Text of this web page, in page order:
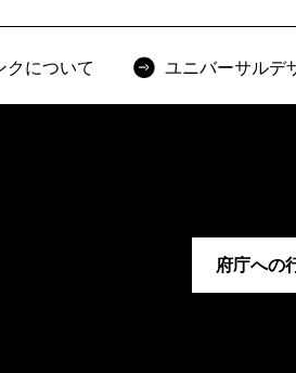
クについて ユニバーサルデ
府庁への